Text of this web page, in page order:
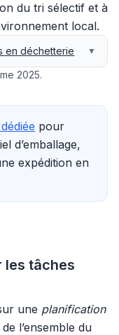
du tri sélectif et à
local.
en déchetterie ▼
2025.
pour
d’emballage,
expédition en
les tâches
une planification
l’ensemble du